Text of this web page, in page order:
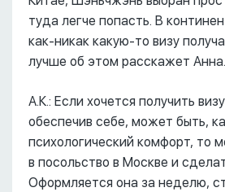
туда легче попасть. В
как-никак какую-то визу
лучше об этом расскажет Анна.
А.К.: Если хочется получить
обеспечив себе, может быть,
психологический комфорт, то
в посольство в Москве и
Оформляется она за неделю,